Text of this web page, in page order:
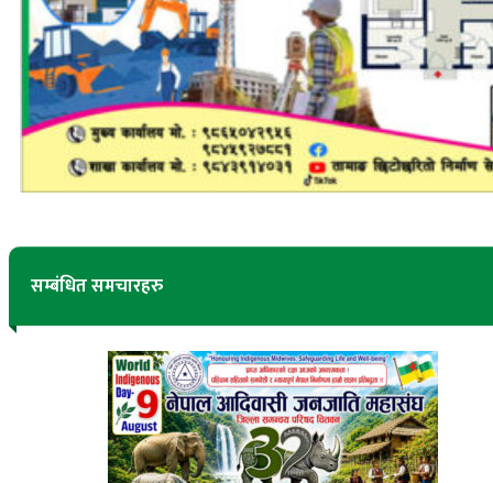
सम्बंधित समचारहरु